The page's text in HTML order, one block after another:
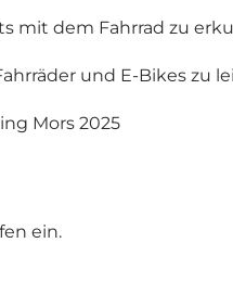
mit dem Fahrrad zu
und E-Bikes
Mors 2025
ein.